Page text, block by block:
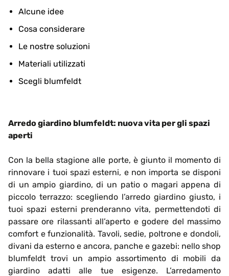
Alcune idee
Cosa considerare
Le nostre soluzioni
Materiali utilizzati
Scegli blumfeldt
Arredo giardino blumfeldt: nuova vita per gli spazi
aperti
Con la bella stagione alle porte, è giunto il momento di
rinnovare i tuoi spazi esterni, e non importa se disponi
di un ampio giardino, di un patio o magari appena di
piccolo terrazzo: scegliendo l’arredo giardino giusto, i
tuoi spazi esterni prenderanno vita, permettendoti di
passare ore rilassanti all’aperto e godere del massimo
comfort e funzionalità. Tavoli, sedie, poltrone e dondoli,
divani da esterno e ancora, panche e gazebi: nello shop
blumfeldt trovi un ampio assortimento di mobili da
giardino adatti alle tue esigenze. L’arredamento